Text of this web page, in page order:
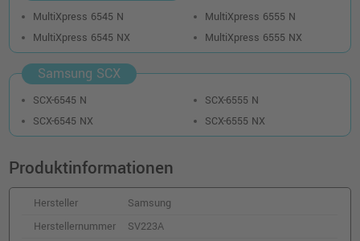
MultiXpress 6545 N
MultiXpress 6545 NX
MultiXpress 6555 N
MultiXpress 6555 NX
Samsung SCX
SCX-6545 N
SCX-6545 NX
SCX-6555 N
SCX-6555 NX
Produktinformationen
Hersteller
Samsung
Herstellernummer
SV223A